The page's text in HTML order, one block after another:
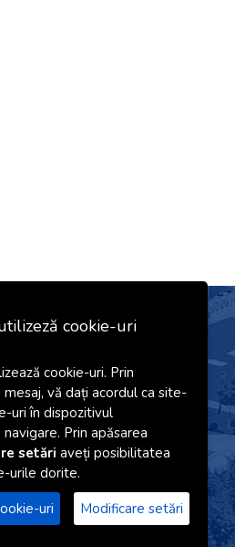
termenii și condițiile
datelor cu
de pe acest site web.
cookie-uri
cookie-uri. Prin
vă dați acordul ca site-
uri în dispozitivul
Prin apăsarea
setări aveți posibilitatea
urile dorite.
uri
Modificare setări